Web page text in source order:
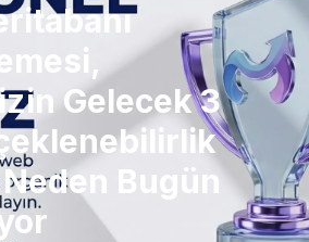
Gelecek 3
Bugün